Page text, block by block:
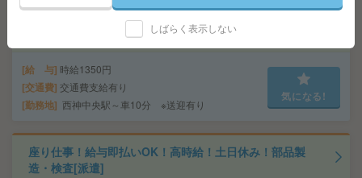
給与即払いOK！高時給！日勤のお仕事！検査業務[派遣]
給 与 時給1350円
交通費 交通費支給有り
勤務地 西神中央駅～車10分 ※送迎有り
気になる!
座り仕事！給与即払いOK！高時給！土日休み！部品製
造・検査[派遣]
しばらく表示しない